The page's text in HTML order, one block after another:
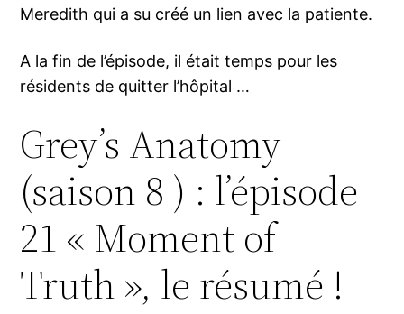
Meredith qui a su créé un lien avec la patiente.
A la fin de l’épisode, il était temps pour les
résidents de quitter l’hôpital …
Grey’s Anatomy
(saison 8 ) : l’épisode
21 « Moment of
Truth », le résumé !